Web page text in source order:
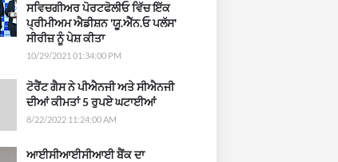
ਸਵਿਚਗੀਅਰ ਪੋਰਟਫੋਲੀਓ ਵਿੱਚ ਇੱਕ
ਪ੍ਰੀਮੀਅਮ ਐਡੀਸ਼ਨ 'ਯੂ.ਐੱਨ.ਓ ਪਲੱਸ'
ਸੀਰੀਜ਼ ਨੂੰ ਪੇਸ਼ ਕੀਤਾ
10/29/2021 01:34:00 PM
ਟੋਰੈਂਟ ਗੈਸ ਨੇ ਪੀਐਨਜੀ ਅਤੇ ਸੀਐਨਜੀ
ਦੀਆਂ ਕੀਮਤਾਂ 5 ਰੁਪਏ ਘਟਾਈਆਂ
8/22/2022 11:24:00 AM
ਆਈਸੀਆਈਸੀਆਈ ਬੈਂਕ ਦਾ